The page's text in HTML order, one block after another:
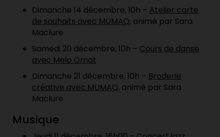
Dimanche 14 décembre, 10h – Atelier carte
de souhaits avec MUMAQ, animé par Sara
Maclure
Samedi 20 décembre, 10h – Cours de danse
avec Melo Omat
Dimanche 21 décembre, 10h – Broderie
créative avec MUMAQ, animé par Sara
Maclure
Musique